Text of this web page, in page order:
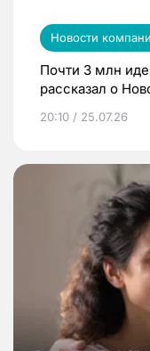
Новости
Почти 3 млн
рассказал о
20:10 / 25.07.26